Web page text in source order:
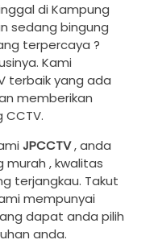
di Kampung
sedang bingung
terpercaya ?
Kami
terbaik yang ada
memberikan
JPCCTV, anda
murah , kwalitas
terjangkau. Takut
mempunyai
dapat anda pilih
anda.